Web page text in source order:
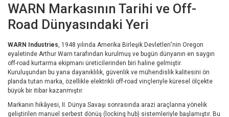
WARN Markasının Tarihi ve Off-
Road Dünyasındaki Yeri
WARN Industries, 1948 yılında Amerika Birleşik Devletleri'nin Oregon
eyaletinde Arthur Warn tarafından kurulmuş ve bugün dünyanın en saygın
off-road kurtarma ekipmanı üreticilerinden biri haline gelmiştir.
Kuruluşundan bu yana dayanıklılık, güvenlik ve mühendislik kalitesini ön
planda tutan marka, özellikle elektrikli off-road vinçleriyle küresel ölçekte
büyük bir itibar kazanmıştır.
Markanın hikâyesi, II. Dünya Savaşı sonrasında arazi araçlarına yönelik
geliştirilen manuel serbest dönüş (locking hub) sistemleriyle başlamıştır. Bu